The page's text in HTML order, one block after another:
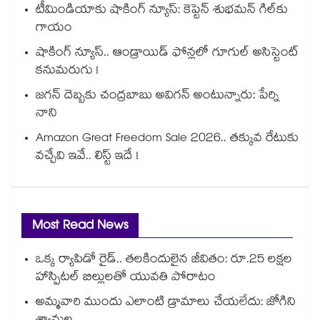
టీమిండియాకు షాకింగ్ న్యూస్: కెప్టెన్ శుభమన్ గిల్‎కు
గాయం
షాకింగ్ న్యూస్.. ఆండ్రాయిడ్ ఫోన్లలో గూగుల్ అసిస్టెంట్
కనుమరుగు !
జగన్ దెబ్బకు చంద్రబాబు అవిగన్ అంటున్నారు: పేర్ని
నాని
Amazon Great Freedom Sale 2026.. తక్కువ రేటుకు
వచ్చేవి ఇవే.. లిస్ట్ ఇదే !
Most Read News
ఒక్క ర్యాపిడో రైడ్.. తలకిందులైన జీవితం: రూ.25 లక్షల
హాస్పిటల్ బిల్లులతో యువతి పోరాటం
అమ్మవారి ముందు ఎలాంటి డ్రామాలు చేయలేదు: జోగిని